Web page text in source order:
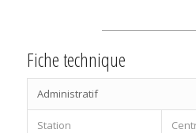
Fiche technique
Administratif
Station